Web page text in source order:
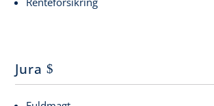
Jura